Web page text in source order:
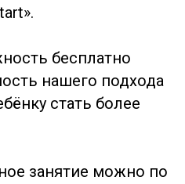
бесплатно
нашего подхода
стать более
занятие можно по